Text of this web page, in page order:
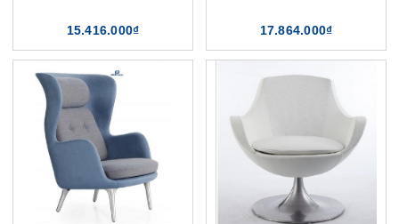
15.416.000₫ 17.864.000₫